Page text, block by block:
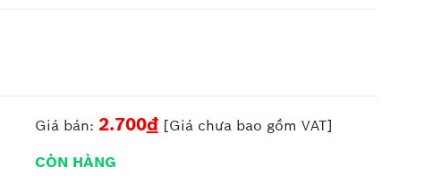
Giá bán: 2.700đ[Giá chưa bao gồm VAT]
CÒN HÀNG